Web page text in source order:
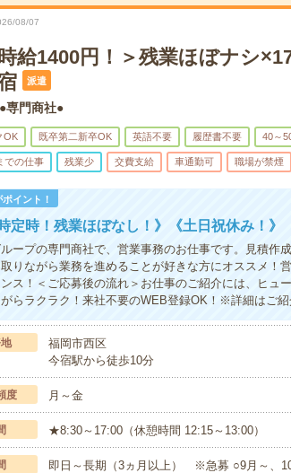
08/07
給1400円！＞残業ほぼナシ
派遣
●専門商社●
OK 既卒第二新卒OK 英語不要 履歴書不要 40～
での仕事 残業少 交費支給 車通勤可 職場が禁煙
イント！
時定時！残業ほぼなし！》《土日祝休み！》
ープの専門商社で、営業事務のお仕事です。見積作
取りながら業務を進めることが好きな方にオススメ！
ス！＜ご応募後の流れ＞お仕事のご紹介には、ヒュ
らラクラク！来社不要のWEB登録OK！※詳細はご紹
福岡市西区
今宿駅から徒歩10分
度 月～金
★8:30～17:00（休憩時間 12:15～13:00）
即日～長期（3ヵ月以上） ※急募 ○9月～、10